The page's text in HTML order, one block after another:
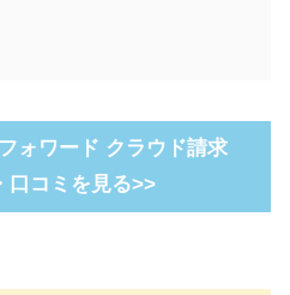
ォワード クラウド請求
口コミを見る>>